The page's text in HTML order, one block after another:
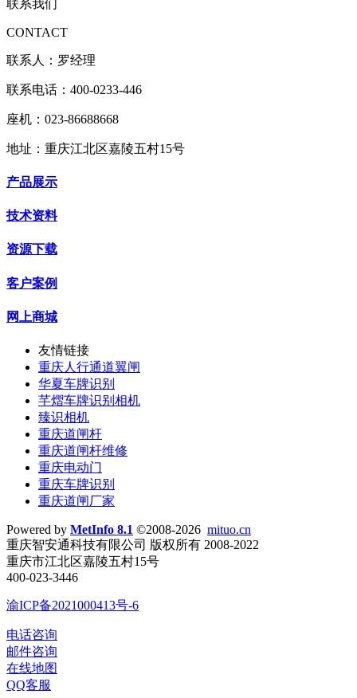
联系我们
CONTACT
联系人：罗经理
联系电话：400-0233-446
座机：023-86688668
地址：重庆江北区嘉陵五村15号
产品展示
技术资料
资源下载
客户案例
网上商城
友情链接
重庆人行通道翼闸
华夏车牌识别
芊熠车牌识别相机
臻识相机
重庆道闸杆
重庆道闸杆维修
重庆电动门
重庆车牌识别
重庆道闸厂家
Powered by MetInfo 8.1 ©2008-2026 mituo.cn
重庆智安通科技有限公司 版权所有 2008-2022
重庆市江北区嘉陵五村15号
400-023-3446
渝ICP备2021000413号-6
电话咨询
邮件咨询
在线地图
QQ客服